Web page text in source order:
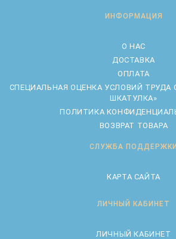
ИНФОРМАЦИЯ
О НАС
ДОСТАВКА
ОПЛАТА
CПЕЦИАЛЬНАЯ ОЦЕНКА УСЛОВИЙ ТРУДА
ШКАТУЛКА»
ПОЛИТИКА
ВОЗВРАТ ТОВАРА
СЛУЖБА ПОДДЕРЖКИ
КАРТА САЙТА
ЛИЧНЫЙ КАБИНЕТ
ЛИЧНЫЙ КАБИНЕТ